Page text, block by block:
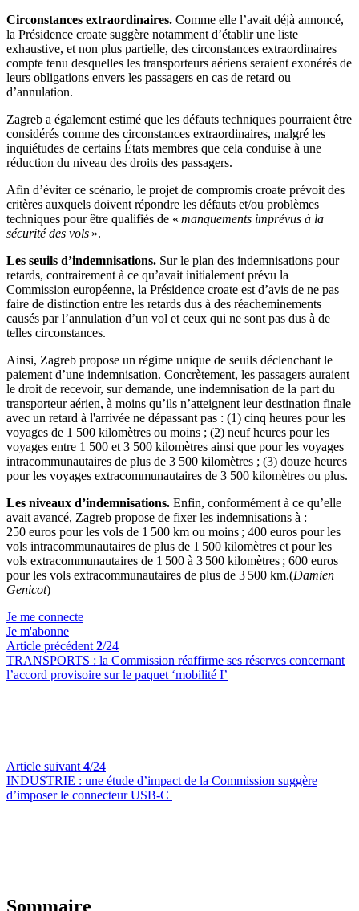
Circonstances extraordinaires. Comme elle l’avait déjà annoncé,
la Présidence croate suggère notamment d’établir une liste
exhaustive, et non plus partielle, des circonstances extraordinaires
compte tenu desquelles les transporteurs aériens seraient exonérés de
leurs obligations envers les passagers en cas de retard ou
d’annulation.
Zagreb a également estimé que les défauts techniques pourraient être
considérés comme des circonstances extraordinaires, malgré les
inquiétudes de certains États membres que cela conduise à une
réduction du niveau des droits des passagers.
Afin d’éviter ce scénario, le projet de compromis croate prévoit des
critères auxquels doivent répondre les défauts et/ou problèmes
techniques pour être qualifiés de « manquements imprévus à la
sécurité des vols ».
Les seuils d’indemnisations. Sur le plan des indemnisations pour
retards, contrairement à ce qu’avait initialement prévu la
Commission européenne, la Présidence croate est d’avis de ne pas
faire de distinction entre les retards dus à des réacheminements
causés par l’annulation d’un vol et ceux qui ne sont pas dus à de
telles circonstances.
Ainsi, Zagreb propose un régime unique de seuils déclenchant le
paiement d’une indemnisation. Concrètement, les passagers auraient
le droit de recevoir, sur demande, une indemnisation de la part du
transporteur aérien, à moins qu’ils n’atteignent leur destination finale
avec un retard à l'arrivée ne dépassant pas : (1) cinq heures pour les
voyages de 1 500 kilomètres ou moins ; (2) neuf heures pour les
voyages entre 1 500 et 3 500 kilomètres ainsi que pour les voyages
intracommunautaires de plus de 3 500 kilomètres ; (3) douze heures
pour les voyages extracommunautaires de 3 500 kilomètres ou plus.
Les niveaux d’indemnisations. Enfin, conformément à ce qu’elle
avait avancé, Zagreb propose de fixer les indemnisations à :
250 euros pour les vols de 1 500 km ou moins ; 400 euros pour les
vols intracommunautaires de plus de 1 500 kilomètres et pour les
vols extracommunautaires de 1 500 à 3 500 kilomètres ; 600 euros
pour les vols extracommunautaires de plus de 3 500 km.(Damien
Genicot)
Je me connecte
Je m'abonne
Article précédent 2/24
TRANSPORTS : la Commission réaffirme ses réserves concernant
l’accord provisoire sur le paquet ‘mobilité I’
Article suivant 4/24
INDUSTRIE : une étude d’impact de la Commission suggère
d’imposer le connecteur USB-C
Sommaire